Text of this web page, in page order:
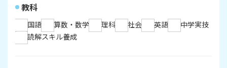
教科
国語 算数・数学 理科 社会 英語
中学実技
読解スキル養成